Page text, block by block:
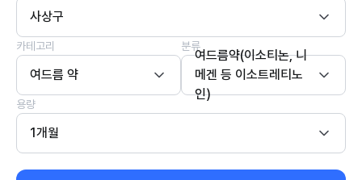
사상구
카테고리
여드름 약
분류
여드름약(이소티논, 니
메겐 등 이소트레티노
인)
용량
1개월